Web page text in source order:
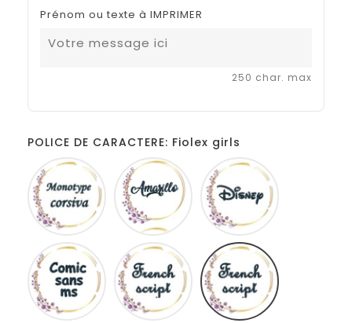
Prénom ou texte à IMPRIMER
250 char. max
POLICE DE CARACTERE: Fiolex girls
Monotype
corsiva
Amarillo
Comic
sans
ms
French
script